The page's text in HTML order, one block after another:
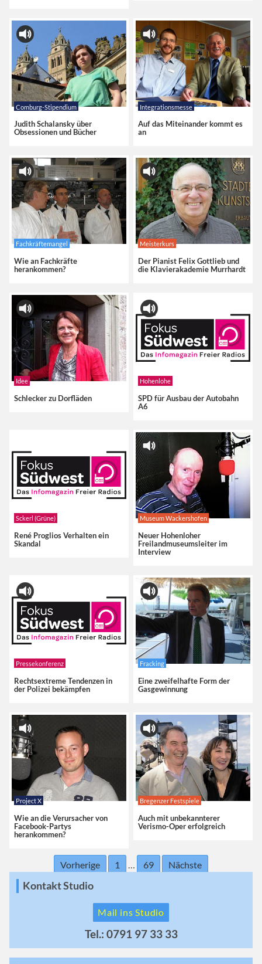
Comburg-Stipendium
Judith Schalansky über
Obsessionen und Bücher
Integrationsmesse
Auf das Miteinander kommt es
an
Fachkräftemangel
Wie an Fachkräfte
herankommen?
Meisterkurs
Der Pianist Felix Gottlieb und
die Klavierakademie Murrhardt
Idee
Schlecker zu Dorfläden
Hohenlohe
SPD für Ausbau der Autobahn
A6
Sckerl (Grüne)
René Proglios Verhalten ein
Skandal
Museum Wackershofen
Neuer Hohenloher
Freilandmuseumsleiter im
Interview
Pressekonferenz
Rechtsextreme Tendenzen in
der Polizei bekämpfen
Fracking
Eine zweifelhafte Form der
Gasgewinnung
Project X
Wie an die Verursacher von
Facebook-Partys
herankommen?
Bregenzer Festspiele
Auch mit unbekannterer
Verismo-Oper erfolgreich
Vorherige 1 … 69 Nächste
Kontakt Studio
Mail ins Studio
Tel.: 0791 97 33 33